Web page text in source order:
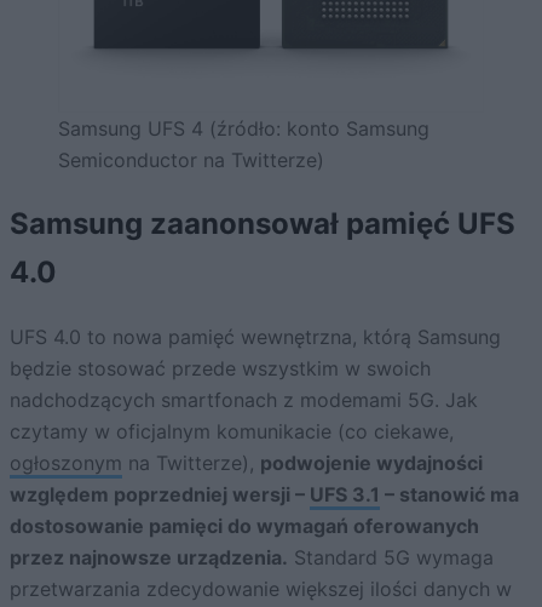
Samsung UFS 4 (źródło: konto Samsung
Semiconductor na Twitterze)
Samsung zaanonsował pamięć UFS
4.0
UFS 4.0 to nowa pamięć wewnętrzna, którą Samsung
będzie stosować przede wszystkim w swoich
nadchodzących smartfonach z modemami 5G. Jak
czytamy w oficjalnym komunikacie (co ciekawe,
ogłoszonym na Twitterze), podwojenie wydajności
względem poprzedniej wersji – UFS 3.1 – stanowić ma
dostosowanie pamięci do wymagań oferowanych
przez najnowsze urządzenia. Standard 5G wymaga
przetwarzania zdecydowanie większej ilości danych w